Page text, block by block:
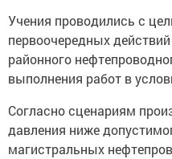
Учения проводились с
первоочередных
районного
выполнения работ в
Согласно сценариям
давления ниже
магистральных